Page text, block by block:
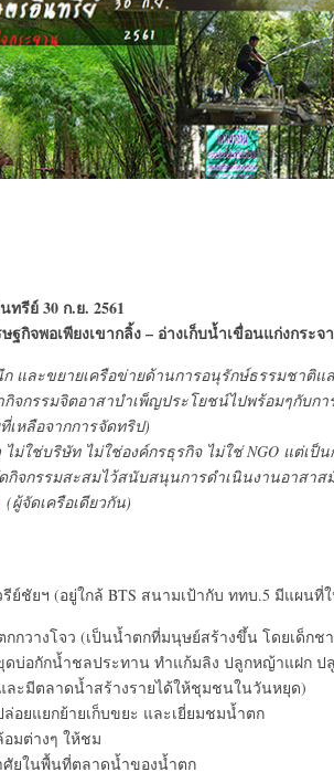
รีย์ 30 ก.ย. 2561
ฐกิจพอเพียงเขากลิ้ง – อ่างเก็บน้ำเขื่อนแก่งกระ
ะขยายเครือข่ายด้านการอนุรักษ์ธรรมชาติแล
จกรรมจิตอาสาบำเพ็ญประโยชน์ไปพร้อมๆกับก
เหลือจากการจัดทริป)
ไม่ใช่บริษัท ไม่ใช่องค์กรธุรกิจ ไม่ใช่ NGO แต่เ
กิจกรรมสะสมไว้สนับสนุนการดำเนินงานอาสาส
(ผู้จัดเครือเดียวกัน)
ชัยฯ (อยู่ใกล้ BTS สนามเป้ากับ ททบ.5 มีแผนที่
กกวางโจว (เป็นน้ำตกที่มนุษย์สร้างขึ้น โดยเด็ก
ดบ่อกักน้ำชลประทาน ทำแก้มลิง ปลูกหญ้าแฝก
ละมีตลาดน้ำสร้างรายได้ให้ชุมชนในวันหยุด)
อยแยกย้ายเก็บขยะ และเยี่ยมชมน้ำตก
มต่างๆ ให้ชม
ศัยในพื้นที่ตลาดน้ำของน้ำตก